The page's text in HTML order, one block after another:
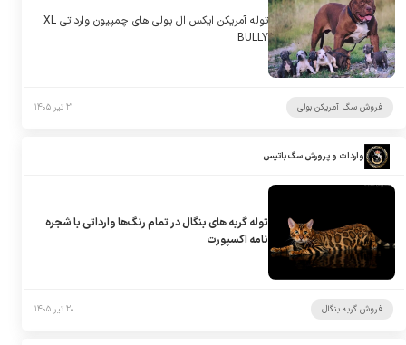
توله آمریکن ایکس ال بولی های چمپیون وارداتی XL
BULLY
فروش سگ آمریکن بولی ۲۱ تیر ۱۴۰۵
واردات و پرورش سگ باتیس
توله گربه های بنگال در تمام رنگ‌ها وارداتی با شجره
نامه اکسپورت
فروش گربه بنگال ۲۰ تیر ۱۴۰۵